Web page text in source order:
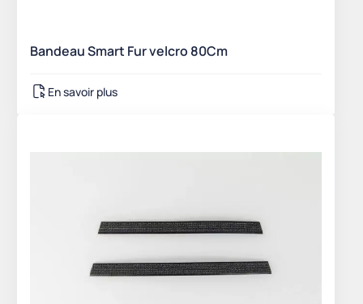
Bandeau Smart Fur velcro 80Cm
En savoir plus